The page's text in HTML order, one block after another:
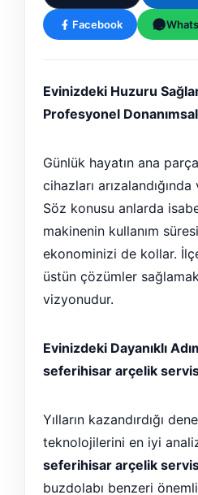
Facebook
Evinizdeki Huzuru
Profesyonel
Günlük hayatın ana
cihazları
Söz konusu anlarda
makinenin kullanım
ekonominizi de kollar.
üstün çözümler
vizyonudur.
Evinizdeki Dayanıklı
seferihisar arçelik
Yılların kazandırdığı
teknolojilerini en iyi
seferihisar arçelik
buzdolabı benzeri önemli